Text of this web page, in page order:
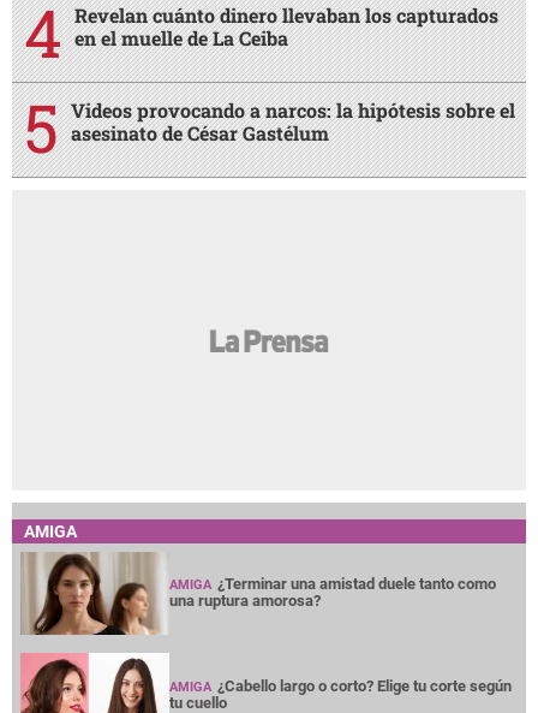
Revelan cuánto dinero llevaban los capturados
en el muelle de La Ceiba
Videos provocando a narcos: la hipótesis sobre el
asesinato de César Gastélum
AMIGA
AMIGA ¿Terminar una amistad duele tanto como
una ruptura amorosa?
AMIGA ¿Cabello largo o corto? Elige tu corte según
tu cuello